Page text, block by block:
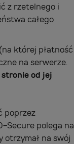
z rzetelnego i
całego
której płatność
na serwerze.
od jej
poprzez
Secure polega na
otrzymał na swój